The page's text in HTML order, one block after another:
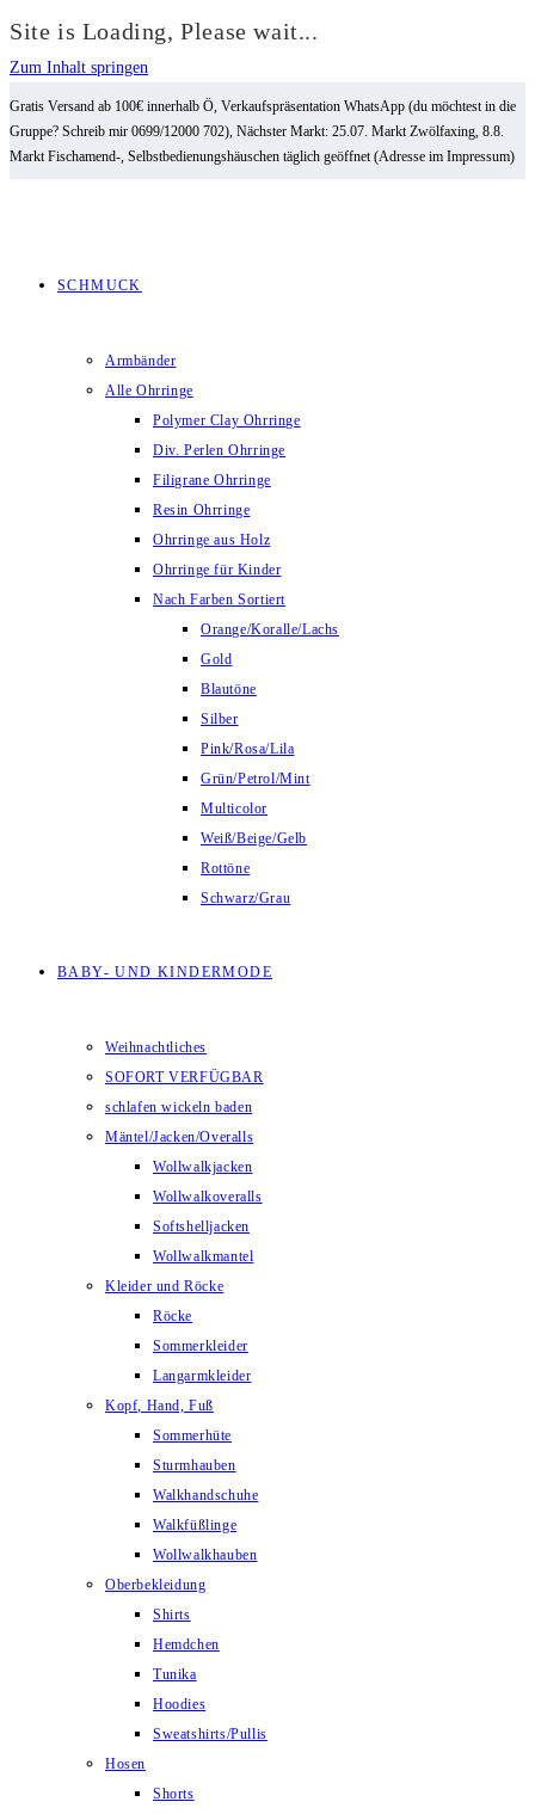
Site is Loading, Please wait...
Zum Inhalt springen
Gratis Versand ab 100€ innerhalb Ö, Verkaufspräsentation WhatsApp (du möchtest in die
Gruppe? Schreib mir 0699/12000 702), Nächster Markt: 25.07. Markt Zwölfaxing, 8.8.
Markt Fischamend-, Selbstbedienungshäuschen täglich geöffnet (Adresse im Impressum)
SCHMUCK
Armbänder
Alle Ohrringe
Polymer Clay Ohrringe
Div. Perlen Ohrringe
Filigrane Ohrringe
Resin Ohrringe
Ohrringe aus Holz
Ohrringe für Kinder
Nach Farben Sortiert
Orange/Koralle/Lachs
Gold
Blautöne
Silber
Pink/Rosa/Lila
Grün/Petrol/Mint
Multicolor
Weiß/Beige/Gelb
Rottöne
Schwarz/Grau
BABY- UND KINDERMODE
Weihnachtliches
SOFORT VERFÜGBAR
schlafen wickeln baden
Mäntel/Jacken/Overalls
Wollwalkjacken
Wollwalkoveralls
Softshelljacken
Wollwalkmantel
Kleider und Röcke
Röcke
Sommerkleider
Langarmkleider
Kopf, Hand, Fuß
Sommerhüte
Sturmhauben
Walkhandschuhe
Walkfüßlinge
Wollwalkhauben
Oberbekleidung
Shirts
Hemdchen
Tunika
Hoodies
Sweatshirts/Pullis
Hosen
Shorts